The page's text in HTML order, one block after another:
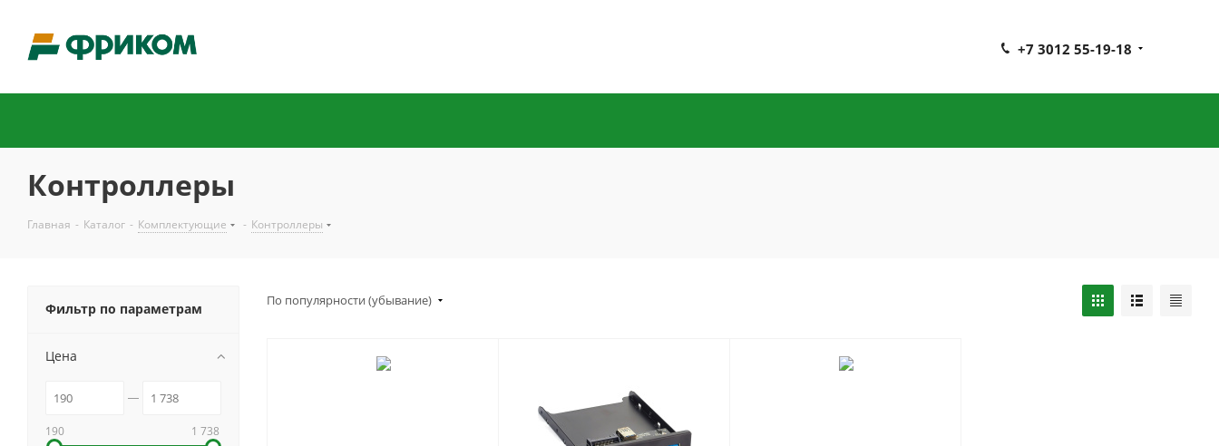
+7 3012 55-19-18
Контроллеры
Главная - Каталог - Комплектующие - Контроллеры
По популярности (убывание)
Фильтр по параметрам
Цена
190 1 738